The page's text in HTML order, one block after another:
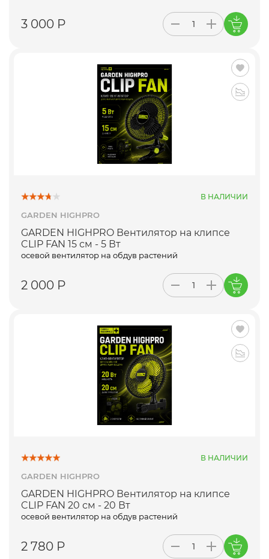
3 000 Р
В НАЛИЧИИ
GARDEN HIGHPRO
GARDEN HIGHPRO Вентилятор на клипсе
CLIP FAN 15 см - 5 Вт
осевой вентилятор на обдув растений
2 000 Р
В НАЛИЧИИ
GARDEN HIGHPRO
GARDEN HIGHPRO Вентилятор на клипсе
CLIP FAN 20 см - 20 Вт
осевой вентилятор на обдув растений
2 780 Р